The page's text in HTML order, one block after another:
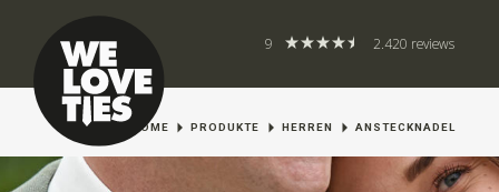
9 2.420 reviews
HOME PRODUKTE HERREN ANSTECKNADEL